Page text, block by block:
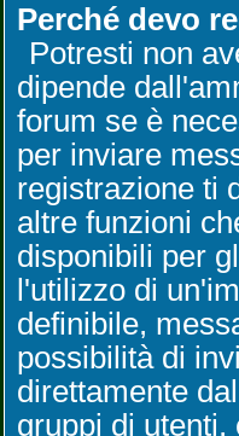
Perché devo
Potresti non
dipende
forum se è
per inviare
registrazione ti
altre funzioni
disponibili per
l'utilizzo di
definibile,
possibilità di
direttamente
gruppi di utenti,